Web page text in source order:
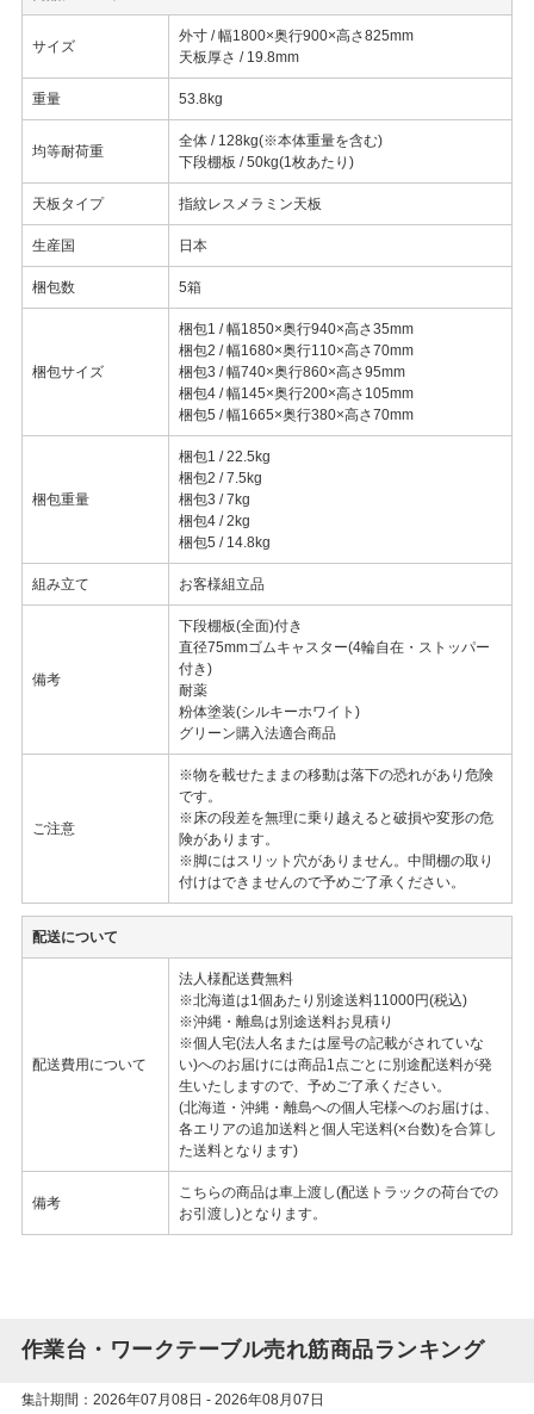
サイズ
外寸 / 幅1800×奥行900×高さ825mm
天板厚さ / 19.8mm
重量 53.8kg
均等耐荷重
全体 / 128kg(※本体重量を含む)
下段棚板 / 50kg(1枚あたり)
天板タイプ 指紋レスメラミン天板
生産国 日本
梱包数 5箱
梱包サイズ
梱包1 / 幅1850×奥行940×高さ35mm
梱包2 / 幅1680×奥行110×高さ70mm
梱包3 / 幅740×奥行860×高さ95mm
梱包4 / 幅145×奥行200×高さ105mm
梱包5 / 幅1665×奥行380×高さ70mm
梱包重量
梱包1 / 22.5kg
梱包2 / 7.5kg
梱包3 / 7kg
梱包4 / 2kg
梱包5 / 14.8kg
組み立て お客様組立品
備考
下段棚板(全面)付き
直径75mmゴムキャスター(4輪自在・ストッパー
付き)
耐薬
粉体塗装(シルキーホワイト)
グリーン購入法適合商品
ご注意
※物を載せたままの移動は落下の恐れがあり危険
です。
※床の段差を無理に乗り越えると破損や変形の危
険があります。
※脚にはスリット穴がありません。中間棚の取り
付けはできませんので予めご了承ください。
配送について
配送費用について
法人様配送費無料
※北海道は1個あたり別途送料11000円(税込)
※沖縄・離島は別途送料お見積り
※個人宅(法人名または屋号の記載がされていな
い)へのお届けには商品1点ごとに別途配送料が発
生いたしますので、予めご了承ください。
(北海道・沖縄・離島への個人宅様へのお届けは、
各エリアの追加送料と個人宅送料(×台数)を合算し
た送料となります)
備考
こちらの商品は車上渡し(配送トラックの荷台での
お引渡し)となります。
作業台・ワークテーブル売れ筋商品ランキング
集計期間：2026年07月08日 - 2026年08月07日